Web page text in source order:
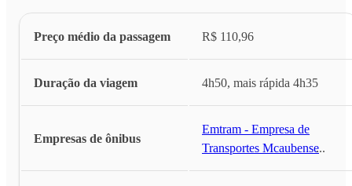
Preço médio da passagem R$ 110,96
Duração da viagem 4h50, mais rápida 4h35
Empresas de ônibus
Emtram - Empresa de
Transportes Mcaubense...